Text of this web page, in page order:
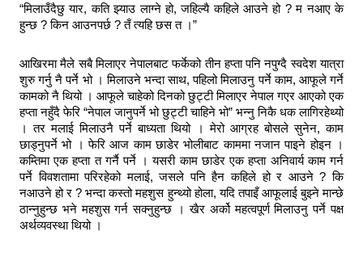
“मिलाउँदैछु यार, कति झ्याउ लाग्ने हो, जहिल्यै कहिले आउने हो ? म नआए के
हुन्छ ? किन आउनपर्छ ? तँ त्यहि छस त ।”
आखिरमा मैले सबै मिलाएर नेपालबाट फर्केको तीन हप्ता पनि नपुग्दै स्वदेश यात्रा
शुरु गर्नु नै पर्ने भो । मिलाउने भन्दा साथ, पहिलो मिलाउनु पर्ने काम, आफूले गर्ने
कामको नै थियो । आफूले चाहेको दिनको छुट्टी मिलाएर नेपाल गएर आएको एक
हप्ता नहुँदै फेरि “नेपाल जानुपर्ने भो छुट्टी चाहिने भो” भन्नु निकै धक लागिरहेथ्यो
। तर मलाई मिलाउनै पर्ने बाध्यता थियो । मेरो आग्रह बोसले सुनेन, काम
छाड्नुपर्ने भो । फेरि आज काम छाडेर भोलीबाट काममा नजान पाइने होइन ।
कम्तिमा एक हप्ता त गर्नै पर्ने । यसरी काम छाडेर एक हप्ता अनिवार्य काम गर्न
पर्ने विवशतामा परिरहेको मलाई, जसले पनि हैन कहिले हो र आउने ? कि
नआउने हो र ? भन्दा कस्तो महशुस हुन्थ्यो होला, यदि तपाइँ आफूलाई बुझ्ने मान्छे
ठान्नुहुन्छ भने महशुस गर्न सक्नुहुन्छ । खैर अर्को महत्वपूर्ण मिलाउनु पर्ने पक्ष
अर्थव्यवस्था थियो ।